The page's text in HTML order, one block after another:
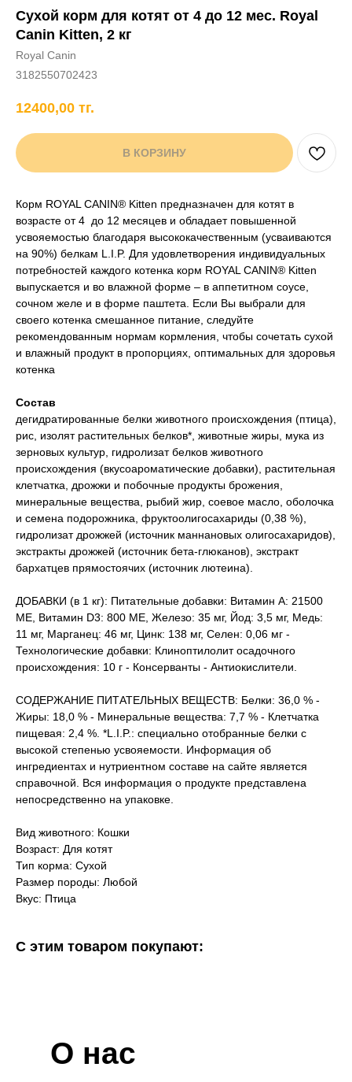
Хорькам
+7 706 407 30 81
Написать в WhatsApp
Сухой корм для котят от 4 до 12 мес. Royal
Canin Kitten, 2 кг
Royal Canin
3182550702423
12400,00 тг.
В КОРЗИНУ
Корм ROYAL CANIN® Kitten предназначен для котят в
возрасте от 4 до 12 месяцев и обладает повышенной
усвояемостью благодаря высококачественным (усваиваются
на 90%) белкам L.I.P. Для удовлетворения индивидуальных
потребностей каждого котенка корм ROYAL CANIN® Kitten
выпускается и во влажной форме – в аппетитном соусе,
сочном желе и в форме паштета. Если Вы выбрали для
своего котенка смешанное питание, следуйте
рекомендованным нормам кормления, чтобы сочетать сухой
и влажный продукт в пропорциях, оптимальных для здоровья
котенка
Состав
дегидратированные белки животного происхождения (птица),
рис, изолят растительных белков*, животные жиры, мука из
зерновых культур, гидролизат белков животного
происхождения (вкусоароматические добавки), растительная
клетчатка, дрожжи и побочные продукты брожения,
минеральные вещества, рыбий жир, соевое масло, оболочка
и семена подорожника, фруктоолигосахариды (0,38 %),
гидролизат дрожжей (источник мaннановых олигосахаридов),
экстракты дрожжей (источник бета-глюканов), экстракт
бархатцев прямостоячих (источник лютеина).
ДОБАВКИ (в 1 кг): Питательные добавки: Витамин A: 21500
ME, Витамин D3: 800 ME, Железо: 35 мг, Йод: 3,5 мг, Медь:
11 мг, Марганец: 46 мг, Цинк: 138 мг, Ceлeн: 0,06 мг -
Технологические добавки: Клиноптилолит осадочного
происхождения: 10 г - Консерванты - Антиокислители.
СОДЕРЖАНИЕ ПИТАТЕЛЬНЫХ ВЕЩЕСТВ: Белки: 36,0 % -
Жиры: 18,0 % - Минеральные вещества: 7,7 % - Клетчатка
пищевая: 2,4 %. *L.I.P.: специально отобранные белки с
высокой степенью усвояемости. Информация об
ингредиентах и нутриентном составе на сайте является
справочной. Вся информация о продукте представлена
непосредственно на упаковке.
Вид животного: Кошки
Возраст: Для котят
Тип корма: Сухой
Размер породы: Любой
Вкус: Птица
С этим товаром покупают:
О нас